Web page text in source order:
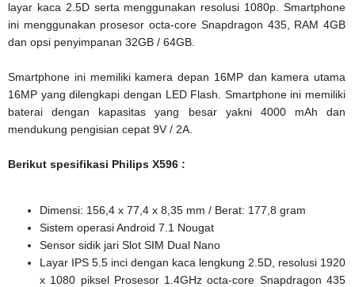
layar kaca 2.5D serta menggunakan resolusi 1080p. Smartphone
ini menggunakan prosesor octa-core Snapdragon 435, RAM 4GB
dan opsi penyimpanan 32GB / 64GB.
Smartphone ini memiliki kamera depan 16MP dan kamera utama
16MP yang dilengkapi dengan LED Flash. Smartphone ini memiliki
baterai dengan kapasitas yang besar yakni 4000 mAh dan
mendukung pengisian cepat 9V / 2A.
Berikut spesifikasi Philips X596 :
Dimensi: 156,4 x 77,4 x 8,35 mm / Berat: 177,8 gram
Sistem operasi Android 7.1 Nougat
Sensor sidik jari Slot SIM Dual Nano
Layar IPS 5.5 inci dengan kaca lengkung 2.5D, resolusi 1920
x 1080 piksel Prosesor 1.4GHz octa-core Snapdragon 435